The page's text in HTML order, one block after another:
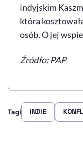
indyjskim
która
osób. O jej
Źródło: PAP
Tagi INDIE